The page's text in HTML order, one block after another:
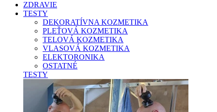
ZDRAVIE
TESTY
DEKORATÍVNA KOZMETIKA
PLEŤOVÁ KOZMETIKA
TELOVÁ KOZMETIKA
VLASOVÁ KOZMETIKA
ELEKTORONIKA
OSTATNÉ
TESTY